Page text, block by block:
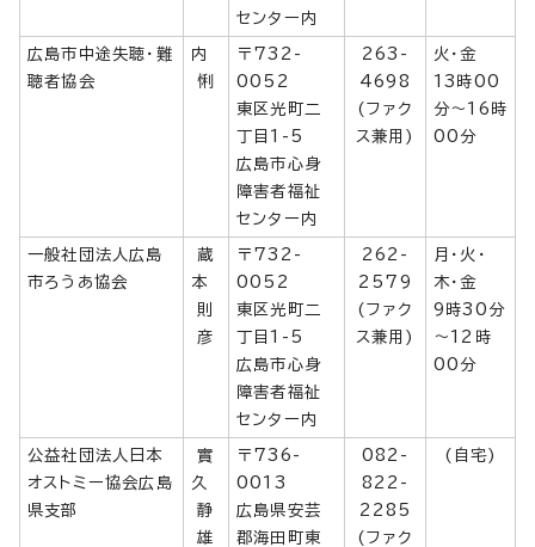
センター内
広島市中途失聴・難
聴者協会
内
悧
〒732-
0052
東区光町二
丁目1-5
広島市心身
障害者福祉
センター内
263-
4698
(ファク
ス兼用)
火・金
13時00
分～16時
00分
一般社団法人広島
市ろうあ協会
蔵
本
則
彦
〒732-
0052
東区光町二
丁目1-5
広島市心身
障害者福祉
センター内
262-
2579
(ファク
ス兼用)
月・火・
木・金
9時30分
～12時
00分
公益社団法人日本
オストミー協会広島
県支部
實
久
静
雄
〒736-
0013
広島県安芸
郡海田町東
082-
822-
2285
(ファク
(自宅)